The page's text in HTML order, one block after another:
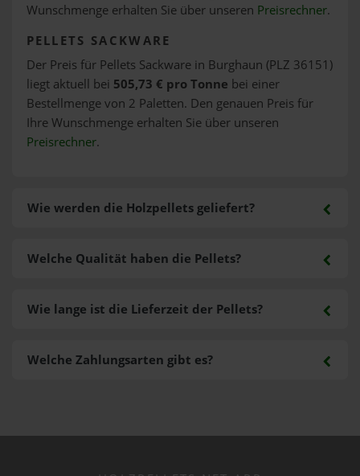
Wunschmenge erhalten Sie über unseren Preisrechner.
PELLETS SACKWARE
Der Preis für Pellets Sackware in Burghaun (PLZ 36151)
liegt aktuell bei 505,73 € pro Tonne bei einer
Bestellmenge von 2 Paletten. Den genauen Preis für
Ihre Wunschmenge erhalten Sie über unseren
Preisrechner.
Wie werden die Holzpellets geliefert?
Welche Zahlungsarten gibt es?
Welche Qualität haben die Pellets?
Wie lange ist die Lieferzeit der Pellets?